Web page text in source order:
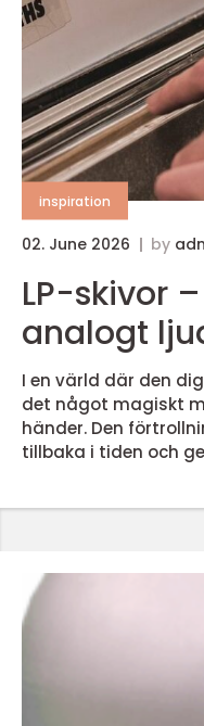
inspiration
02. June 2026 by
LP-skivor
analogt
I en värld där den
det något magiskt
händer. Den
tillbaka i tiden och